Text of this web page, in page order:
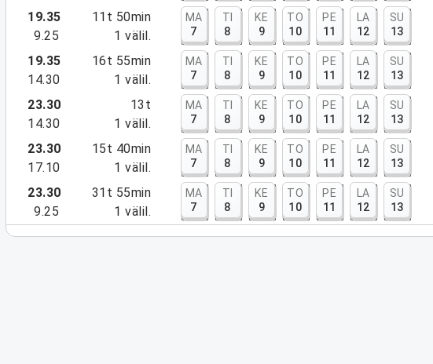
19.35
9.25
11t 50min
1 välil.
MA
7
TI
8
KE
9
TO
10
PE
11
LA
12
SU
13
19.35
14.30
16t 55min
1 välil.
MA
7
TI
8
KE
9
TO
10
PE
11
LA
12
SU
13
23.30
14.30
13t
1 välil.
MA
7
TI
8
KE
9
TO
10
PE
11
LA
12
SU
13
23.30
17.10
15t 40min
1 välil.
MA
7
TI
8
KE
9
TO
10
PE
11
LA
12
SU
13
23.30
9.25
31t 55min
1 välil.
MA
7
TI
8
KE
9
TO
10
PE
11
LA
12
SU
13